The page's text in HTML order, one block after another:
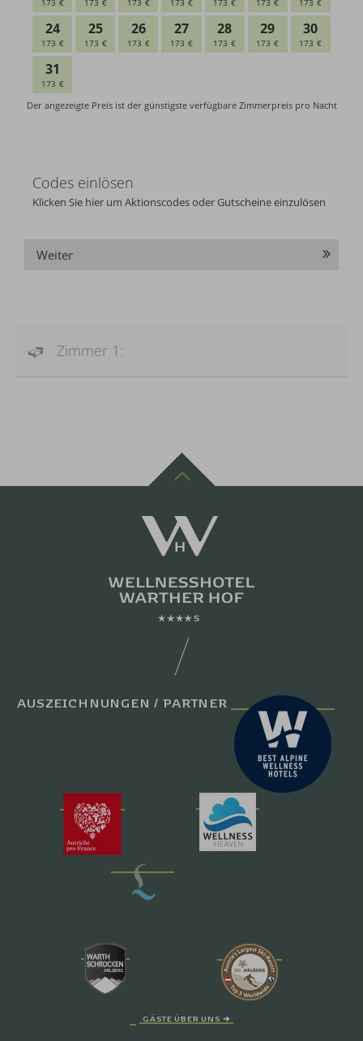
Codes einlösen
Klicken Sie hier um Aktionscodes oder Gutscheine einzulösen
Weiter
Zimmer 1:
AUSZEICHNUNGEN / PARTNER
GÄSTE ÜBER UNS ➔